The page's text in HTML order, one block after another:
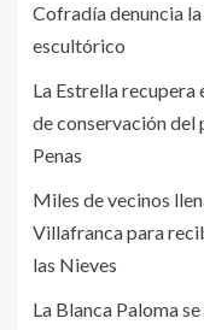
Cofradía denuncia
escultórico
La Estrella
de conservación del
Penas
Miles de vecinos
Villafranca para
las Nieves
La Blanca Paloma